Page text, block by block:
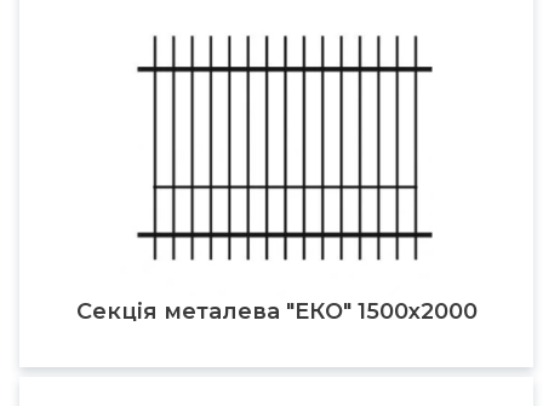
Секція металева "ЕКО" 1500х2000